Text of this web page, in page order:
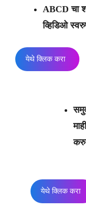
ABCD चा
व्हिडिओ
येथे क्लिक करा
येथे क्लिक करा